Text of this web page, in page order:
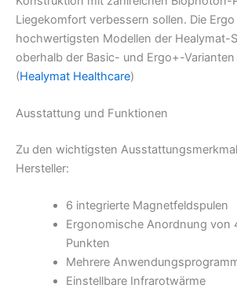
Liegekomfort verbessern sollen. Die
hochwertigsten Modellen der Healymat-
oberhalb der Basic- und Ergo+-
(Healymat Healthcare)
Ausstattung und Funktionen
Zu den wichtigsten
Hersteller:
6 integrierte Magnetfeldspulen
Ergonomische Anordnung von
Punkten
Mehrere
Einstellbare Infrarotwärme